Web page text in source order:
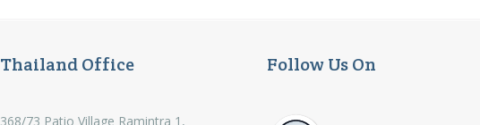
Thailand Office
368/73 Patio Village Ramintra 1,
Follow Us On